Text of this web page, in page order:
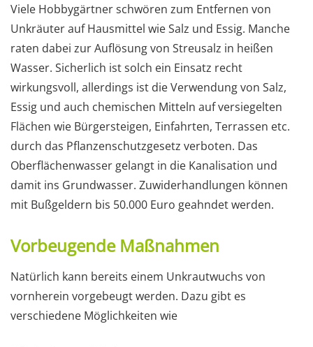
Viele Hobbygärtner schwören zum Entfernen von
Unkräuter auf Hausmittel wie Salz und Essig. Manche
raten dabei zur Auflösung von Streusalz in heißen
Wasser. Sicherlich ist solch ein Einsatz recht
wirkungsvoll, allerdings ist die Verwendung von Salz,
Essig und auch chemischen Mitteln auf versiegelten
Flächen wie Bürgersteigen, Einfahrten, Terrassen etc.
durch das Pflanzenschutzgesetz verboten. Das
Oberflächenwasser gelangt in die Kanalisation und
damit ins Grundwasser. Zuwiderhandlungen können
mit Bußgeldern bis 50.000 Euro geahndet werden.
Vorbeugende Maßnahmen
Natürlich kann bereits einem Unkrautwuchs von
vornherein vorgebeugt werden. Dazu gibt es
verschiedene Möglichkeiten wie